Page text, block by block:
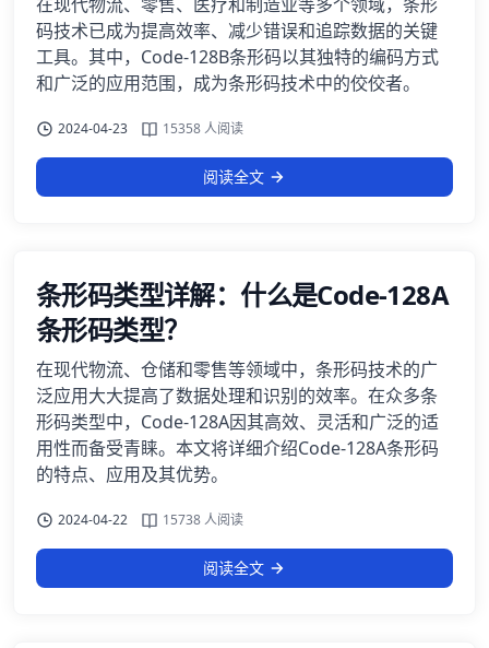
码技术已成为提高效率、减少错误和追踪数据的关键
工具。其中，Code-128B条形码以其独特的编码方式
和广泛的应用范围，成为条形码技术中的佼佼者。
2024-04-23 15358 人阅读
阅读全文
条形码类型详解：什么是Code-128A
条形码类型？
在现代物流、仓储和零售等领域中，条形码技术的广
泛应用大大提高了数据处理和识别的效率。在众多条
形码类型中，Code-128A因其高效、灵活和广泛的适
用性而备受青睐。本文将详细介绍Code-128A条形码
的特点、应用及其优势。
2024-04-22 15738 人阅读
阅读全文